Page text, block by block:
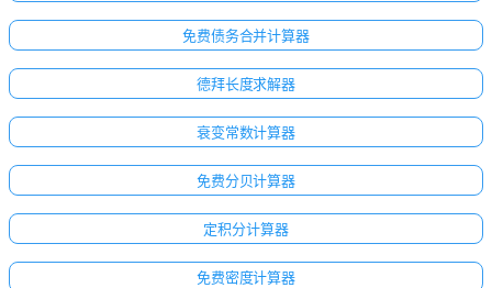
免费债务合并计算器
德拜长度求解器
衰变常数计算器
免费分贝计算器
定积分计算器
免费密度计算器